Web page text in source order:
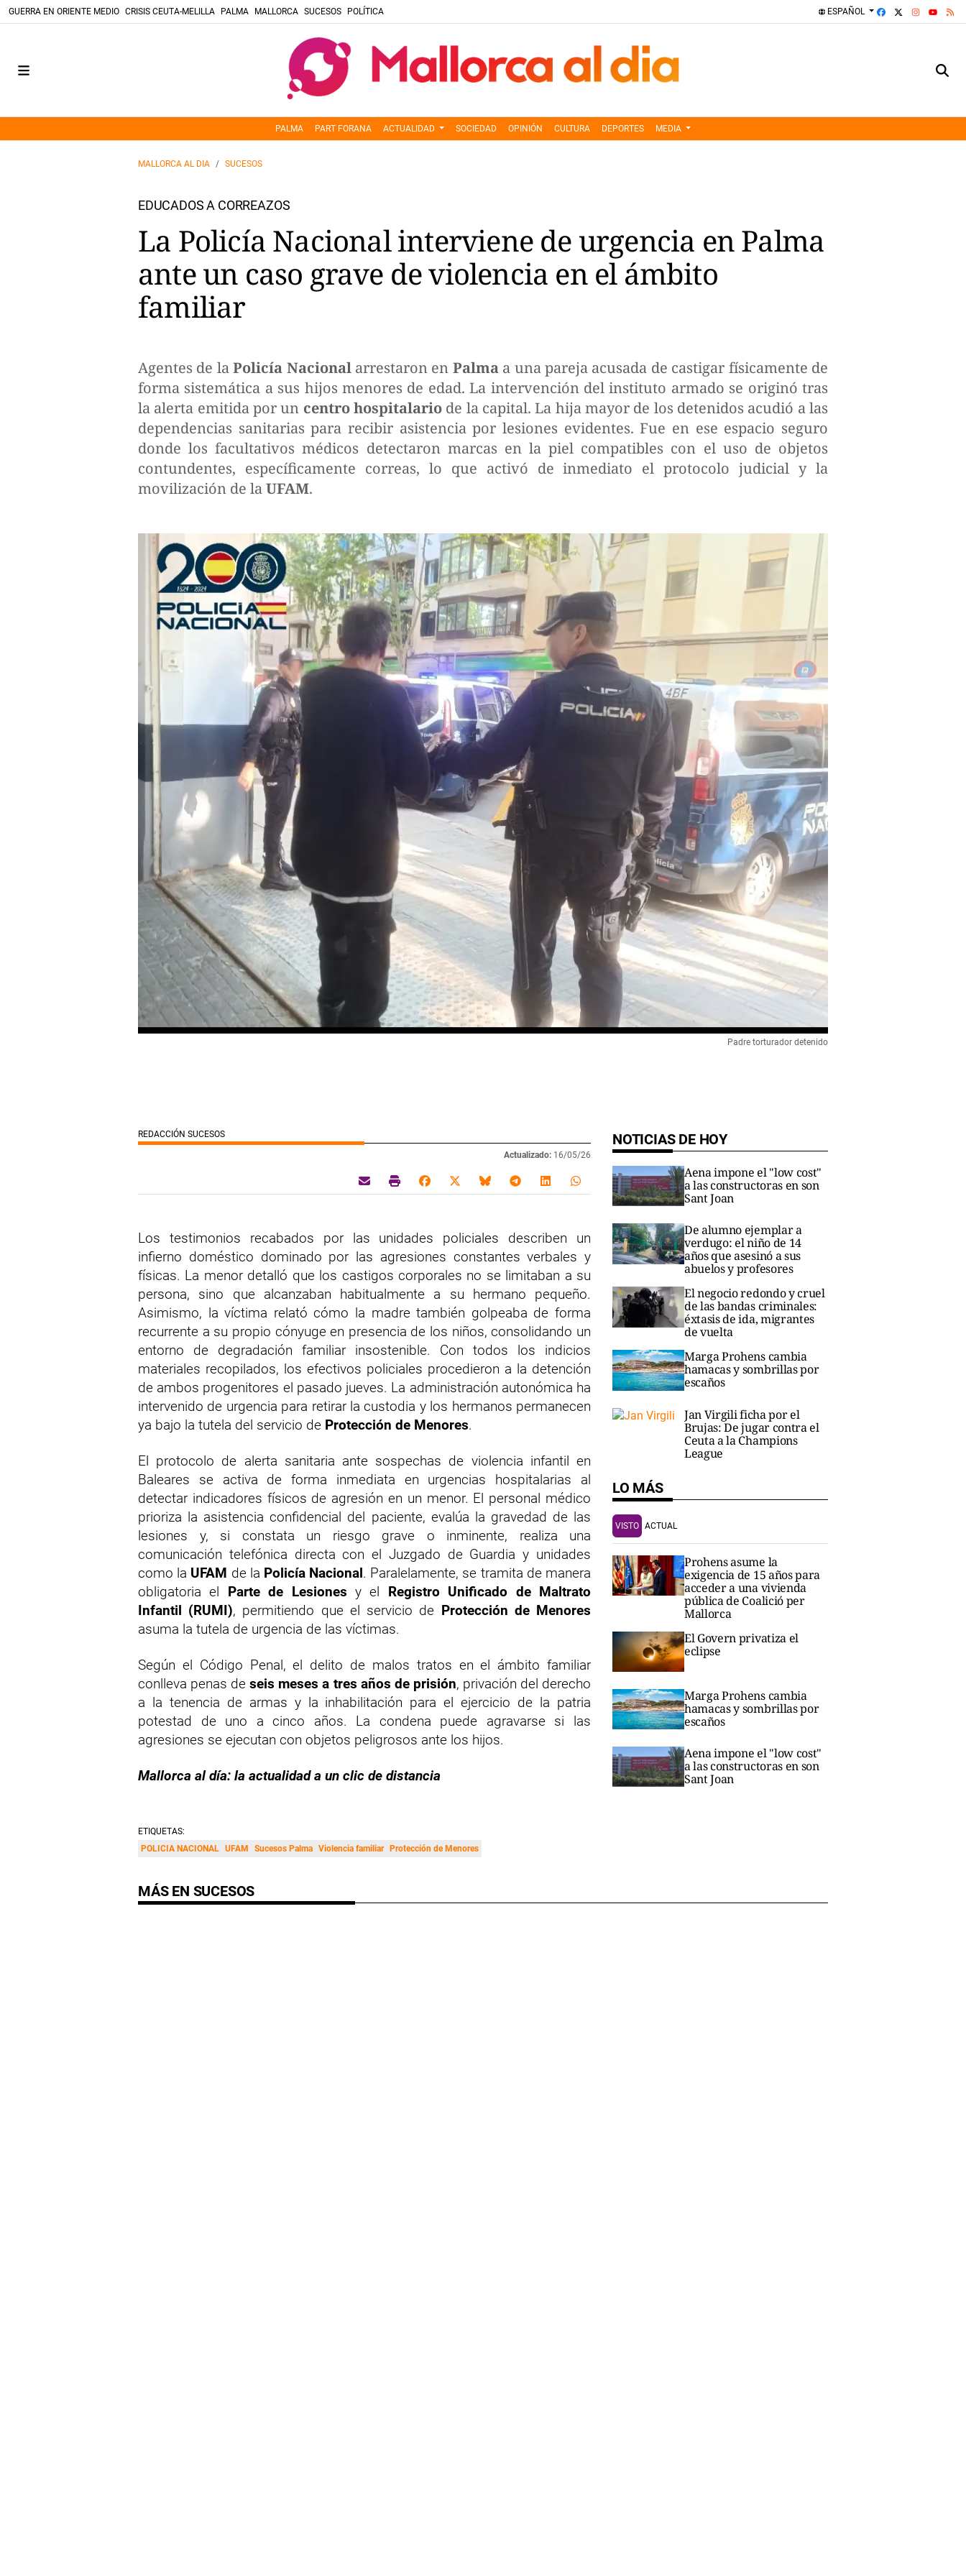
GUERRA EN ORIENTE MEDIO CRISIS CEUTA-MELILLA PALMA MALLORCA SUCESOS POLÍTICA ESPAÑOL FACEBOOK
YOUTUBE
PALMA PART FORANA ACTUALIDAD SOCIEDAD OPINIÓN CULTURA DEPORTES MEDIA
MALLORCA AL DIA SUCESOS
EDUCADOS A CORREAZOS
La Policía Nacional interviene de urgencia en Palma
ante un caso grave de violencia en el ámbito
familiar
Agentes de laPolicía Nacionalarrestaron en Palmaa una pareja acusada de castigar físicamente de
forma sistemática a sus hijos menores de edad. La intervención del instituto armado se originó tras
la alerta emitida por un centro hospitalario de la capital. La hija mayor de los detenidos acudió a las
dependencias sanitarias para recibir asistencia por lesiones evidentes. Fue en ese espacio seguro
donde los facultativos médicos detectaron marcas en la piel compatibles con el uso de objetos
contundentes, específicamente correas, lo que activó de inmediato el protocolo judicial y la
movilización de laUFAM.
Padre torturador detenido
REDACCIÓN SUCESOS
Actualizado: 16/05/26
Los testimonios recabados por las unidades policiales describen un
infierno doméstico dominado por las agresiones constantes verbales y
físicas. La menor detalló que los castigos corporales no se limitaban a su
persona, sino que alcanzaban habitualmente a su hermano pequeño.
Asimismo, la víctima relató cómo la madre también golpeaba de forma
recurrente a su propio cónyuge en presencia de los niños, consolidando un
entorno de degradación familiar insostenible. Con todos los indicios
materiales recopilados, los efectivos policiales procedieron a la detención
de ambos progenitores el pasado jueves. La administración autonómica ha
intervenido de urgencia para retirar la custodia y los hermanos permanecen
ya bajo la tutela del servicio de Protección de Menores.
El protocolo de alerta sanitaria ante sospechas de violencia infantil en
Baleares se activa de forma inmediata en urgencias hospitalarias al
detectar indicadores físicos de agresión en un menor. El personal médico
prioriza la asistencia confidencial del paciente, evalúa la gravedad de las
lesiones y, si constata un riesgo grave o inminente, realiza una
comunicación telefónica directa con el Juzgado de Guardia y unidades
como la UFAM de la Policía Nacional. Paralelamente, se tramita de manera
obligatoria el Parte de Lesiones y el Registro Unificado de Maltrato
Infantil (RUMI), permitiendo que el servicio de Protección de Menores
asuma la tutela de urgencia de las víctimas.
Según el Código Penal, el delito de malos tratos en el ámbito familiar
conlleva penas deseis meses a tres años de prisión, privación del derecho
a la tenencia de armas y la inhabilitación para el ejercicio de la patria
potestad de uno a cinco años. La condena puede agravarse si las
agresiones se ejecutan con objetos peligrosos ante los hijos.
Mallorca al día: la actualidad a un clic de distancia
ETIQUETAS:
POLICIA NACIONAL UFAM Sucesos Palma Violencia familiar Protección de Menores
NOTICIAS DE HOY
Aena impone el "low cost"
a las constructoras en son
Sant Joan
De alumno ejemplar a
verdugo: el niño de 14
años que asesinó a sus
abuelos y profesores
El negocio redondo y cruel
de las bandas criminales:
éxtasis de ida, migrantes
de vuelta
Marga Prohens cambia
hamacas y sombrillas por
escaños
Jan Virgili ficha por el
Brujas: De jugar contra el
Ceuta a la Champions
League
LO MÁS
VISTO ACTUAL
Prohens asume la
exigencia de 15 años para
acceder a una vivienda
pública de Coalició per
Mallorca
El Govern privatiza el
eclipse
Marga Prohens cambia
hamacas y sombrillas por
escaños
Aena impone el "low cost"
a las constructoras en son
Sant Joan
MÁS EN SUCESOS